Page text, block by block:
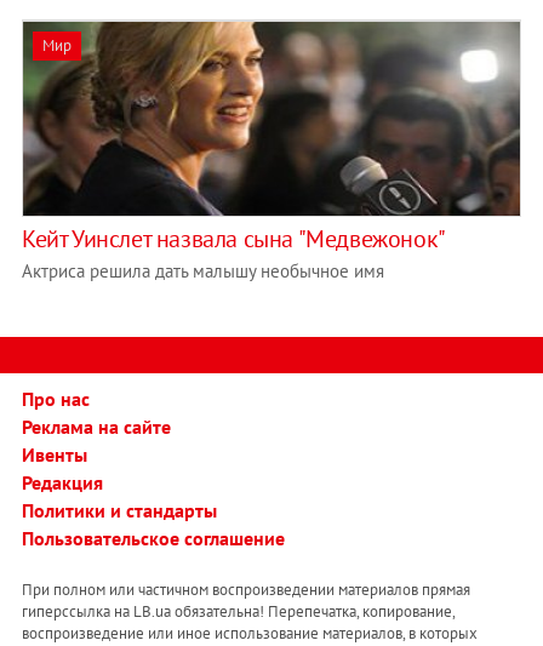
Мир
Кейт Уинслет назвала сына "Медвежонок"
Актриса решила дать малышу необычное имя
Про нас
Реклама на сайте
Ивенты
Редакция
Политики и стандарты
Пользовательское соглашение
При полном или частичном воспроизведении материалов прямая
гиперссылка на LB.ua обязательна! Перепечатка, копирование,
воспроизведение или иное использование материалов, в которых